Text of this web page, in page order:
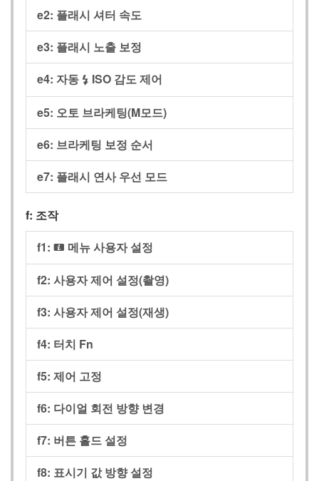
e2: 플래시 셔터 속도
e3: 플래시 노출 보정
e4: 자동 c ISO 감도 제어
e5: 오토 브라케팅(M모드)
e6: 브라케팅 보정 순서
e7: 플래시 연사 우선 모드
f: 조작
f1: i 메뉴 사용자 설정
f2: 사용자 제어 설정(촬영)
f3: 사용자 제어 설정(재생)
f4: 터치 Fn
f5: 제어 고정
f6: 다이얼 회전 방향 변경
f7: 버튼 홀드 설정
f8: 표시기 값 방향 설정